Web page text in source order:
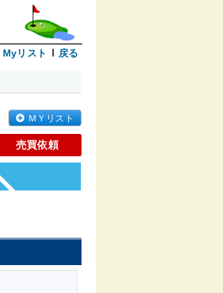
Myリスト 戻る
ＭＹリスト
売買依頼